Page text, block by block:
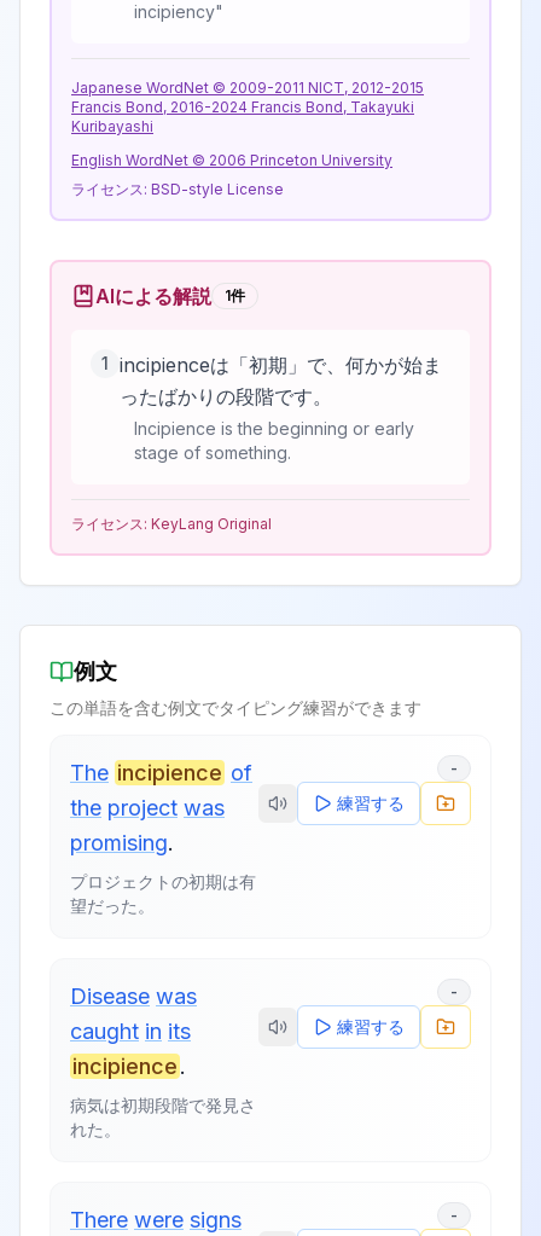
incipiency"
Japanese WordNet © 2009-2011 NICT, 2012-2015
Francis Bond, 2016-2024 Francis Bond, Takayuki
Kuribayashi
English WordNet © 2006 Princeton University
ライセンス: BSD-style License
AIによる解説 1件
1 incipienceは「初期」で、何かが始ま
ったばかりの段階です。
Incipience is the beginning or early
stage of something.
ライセンス: KeyLang Original
例文
この単語を含む例文でタイピング練習ができます
The incipience of
the project was
promising.
プロジェクトの初期は有
望だった。
-
練習する
Disease was
caught in its
incipience.
病気は初期段階で発見さ
れた。
-
練習する
There were signs
-